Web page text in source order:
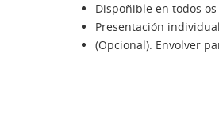
Dispoñible en todos
Presentación
(Opcional): Envolver